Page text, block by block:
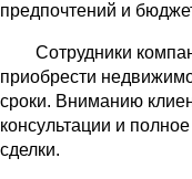
предпочтений и
Сотрудники
приобрести
сроки. Вниманию
консультации и
сделки.